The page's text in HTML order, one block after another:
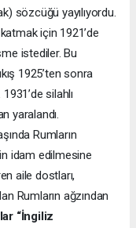
sözcüğü yayılıyordu.
için 1921’de
istediler. Bu
1925’ten sonra
silahlı
yaralandı.
Rumların
idam edilmesine
aile dostları,
Rumların ağzından
“İngiliz